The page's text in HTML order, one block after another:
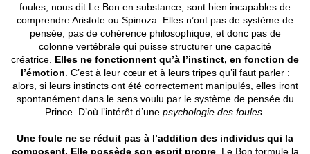
foules, nous dit Le Bon en substance, sont bien incapables de
comprendre Aristote ou Spinoza. Elles n’ont pas de système de
pensée, pas de cohérence philosophique, et donc pas de
colonne vertébrale qui puisse structurer une capacité
créatrice. Elles ne fonctionnent qu’à l’instinct, en fonction de
l’émotion . C’est à leur cœur et à leurs tripes qu’il faut parler :
alors, si leurs instincts ont été correctement manipulés, elles iront
spontanément dans le sens voulu par le système de pensée du
Prince. D’où l’intérêt d’une psychologie des foules
Une foule ne se réduit pas à l’addition des individus qui la
composent. Elle possède son esprit propre. Le Bon formule la